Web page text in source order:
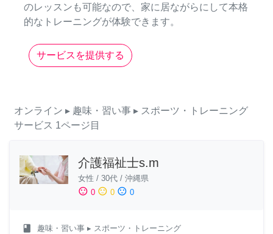
のレッスンも可能なので、家に居ながらにして本格
的なトレーニングが体験できます。
サービスを提供する
オンライン ▸ 趣味・習い事 ▸ スポーツ・トレーニング
サービス 1ページ目
介護福祉士s.m
女性 / 30代 / 沖縄県
sentiment_satisfied 0 sentiment_neutral 0 sentiment_dissatisfied 0
class 趣味・習い事 ▸ スポーツ・トレーニング